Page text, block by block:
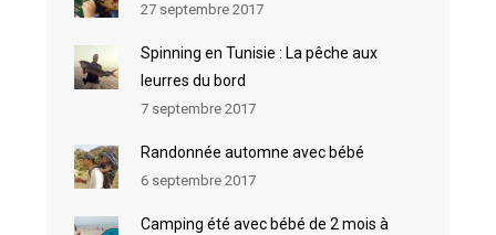
27 septembre 2017
Spinning en Tunisie : La pêche aux
leurres du bord
7 septembre 2017
Randonnée automne avec bébé
6 septembre 2017
Camping été avec bébé de 2 mois à